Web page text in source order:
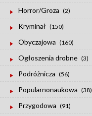
Horror/Groza (2)
Kryminał (150)
Obyczajowa (160)
Ogłoszenia drobne (3)
Podróżnicza (56)
Popularnonaukowa (38)
Przygodowa (91)